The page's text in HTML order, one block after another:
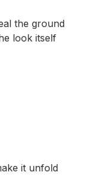
the ground
look itself
it unfold